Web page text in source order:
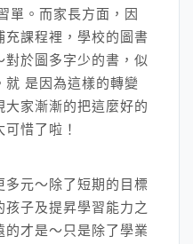
單。而家長方面，因
課程裡，學校的圖書
於圖多字少的書，似
是因為這樣的轉變
家漸漸的把這麼好的
惜了啦！
元～除了短期的目標
子及提昇學習能力之
才是～只是除了學業